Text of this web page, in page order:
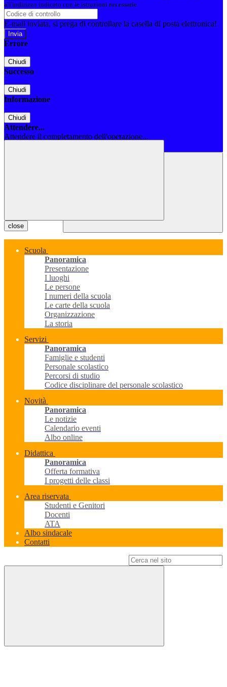
all'indirizzo indicato con le istruzioni necessarie.
E-mail inviata, si prega di controllare la casella di posta elettronica!
Errore
Chiudi
Successo
Chiudi
Informazione
Chiudi
Attendere...
Attendere il completamento dell'operazione...
close
Scuola
Panoramica
Presentazione
I luoghi
Le persone
I numeri della scuola
Le carte della scuola
Organizzazione
La storia
Servizi
Panoramica
Famiglie e studenti
Personale scolastico
Percorsi di studio
Codice disciplinare del personale scolastico
Novità
Panoramica
Le notizie
Calendario eventi
Albo online
Didattica
Panoramica
Offerta formativa
I progetti delle classi
Area riservata
Studenti e Genitori
Docenti
ATA
Albo sindacale
Contatti